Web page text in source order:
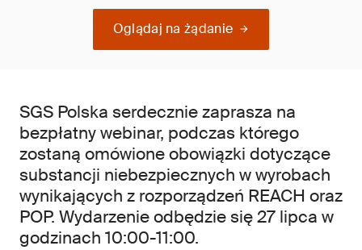
Oglądaj na żądanie
SGS Polska serdecznie zaprasza na
bezpłatny webinar, podczas którego
zostaną omówione obowiązki dotyczące
substancji niebezpiecznych w wyrobach
wynikających z rozporządzeń REACH oraz
POP. Wydarzenie odbędzie się 27 lipca w
godzinach 10:00-11:00.